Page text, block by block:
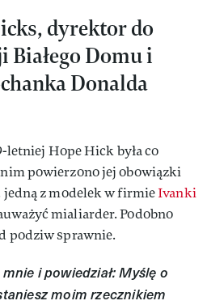
dyrektor do
Domu i
Donalda
letniej Hope Hick była co
powierzono jej obowiązki
jedną z modelek w firmieIvanki
mialiarder. Podobno
podziw sprawnie.
i powiedział: Myślę o
moim rzecznikiem